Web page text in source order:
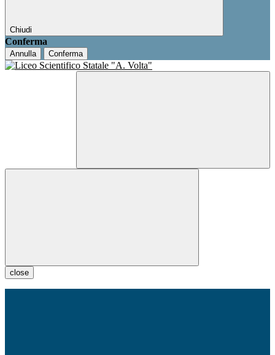
Chiudi
Conferma
Annulla Conferma
close